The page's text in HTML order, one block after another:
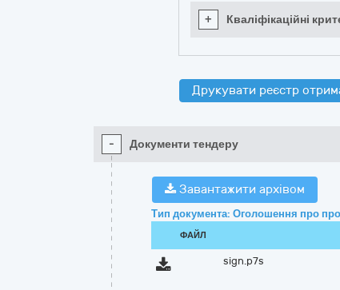
+ Кваліфікаційні
Друкувати реєстр
- Документи тендеру
Завантажити архівом
Тип документа: Оголошення про
ФАЙЛ
sign.p7s